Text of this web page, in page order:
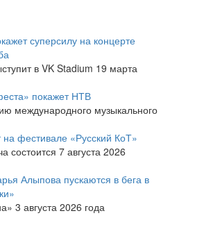
суперсилу на концерте
в VK Stadium 19 марта
покажет НТВ
международного музыкального
фестивале «Русский КоТ»
состоится 7 августа 2026
Алыпова пускаются в бега в
3 августа 2026 года